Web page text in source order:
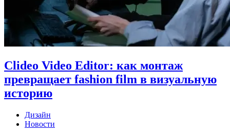
Clideo Video Editor: как монтаж
превращает fashion film в визуальную
историю
Дизайн
Новости